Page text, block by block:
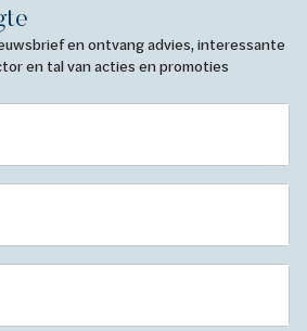
en ontvang advies, interessante
en tal van acties en promoties